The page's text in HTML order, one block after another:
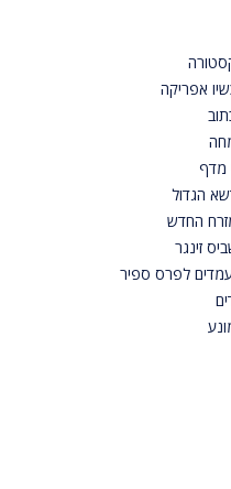
אפריקה
מדף
הגדול
החדש
זינגר
לפרס ספיר